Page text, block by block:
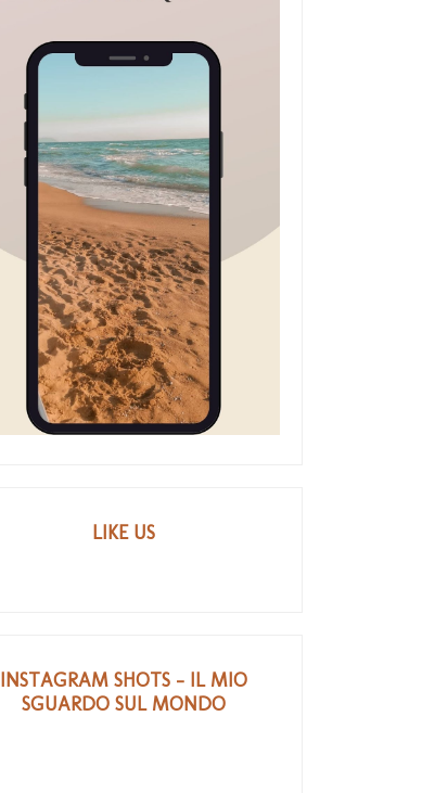
LIKE US
INSTAGRAM SHOTS - IL MIO
SGUARDO SUL MONDO